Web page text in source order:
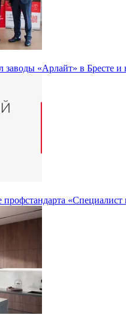
заводы «Арлайт» в Бресте
«Специалист